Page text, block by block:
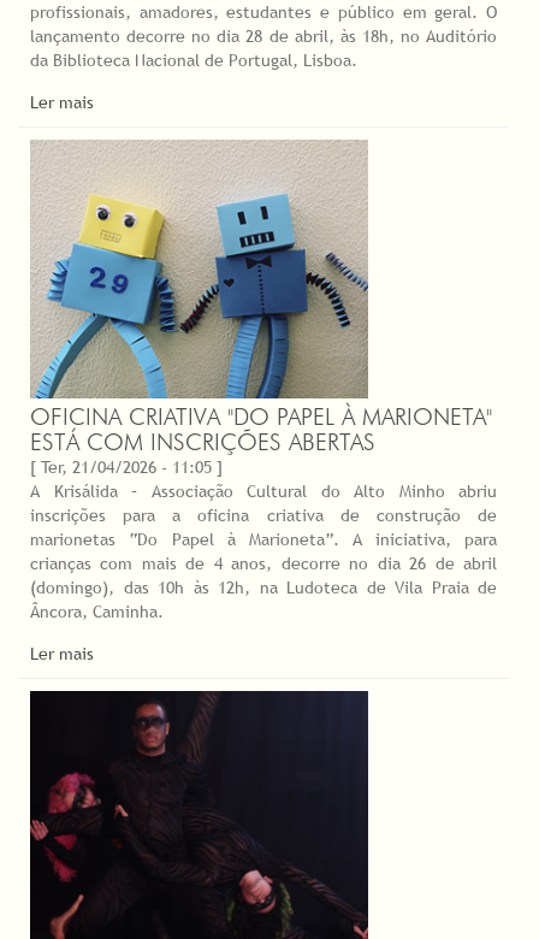
profissionais, amadores, estudantes e público em geral. O
lançamento decorre no dia 28 de abril, às 18h, no Auditório
da Biblioteca Nacional de Portugal, Lisboa.
Ler mais
OFICINA CRIATIVA "DO PAPEL À MARIONETA"
ESTÁ COM INSCRIÇÕES ABERTAS
[ Ter, 21/04/2026 - 11:05 ]
A Krisálida – Associação Cultural do Alto Minho abriu
inscrições para a oficina criativa de construção de
marionetas “Do Papel à Marioneta”. A iniciativa, para
crianças com mais de 4 anos, decorre no dia 26 de abril
(domingo), das 10h às 12h, na Ludoteca de Vila Praia de
Âncora, Caminha.
Ler mais